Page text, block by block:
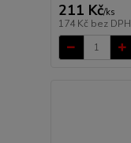
211 Kč/ks
174 Kč bez DPH